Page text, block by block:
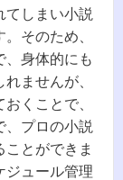
てしまい小説
そのため、
、身体的にも
ませんが、
くことで、
、プロの小説
とができま
ジュール管理